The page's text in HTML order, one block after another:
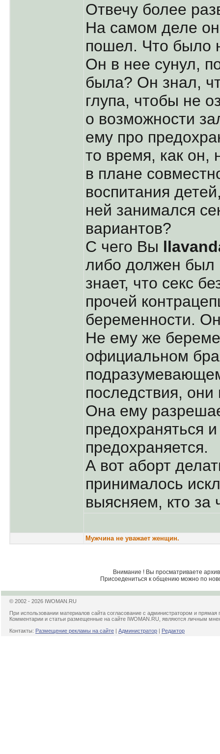
Отвечу более
На самом деле
пошел. Что было
Он в нее сунул,
была? Он знал,
глупа, чтобы не
о возможности
ему про
то время, как он,
в плане
воспитания
ней занимался
вариантов?
С чего Вы
либо должен был
знает, что секс
прочей
беременности.
Не ему же
официальном
последствия, они
Она ему
предохраняться
предохраняется.
А вот аборт
принималось
выясняем, кто за
Мужчина не уважает женщин.
Внимание ! Вы просматриваете
Присоедениться к общению можно по
© 2002 - 2026 IWOMAN.RU
При использовании материалов сайта согласование с администратором и прямая
Комментарии и статьи размещенные на сайте IWOMAN.RU, являются личным
Контакты: Размещение рекламы на сайте | Администратор | Редактор